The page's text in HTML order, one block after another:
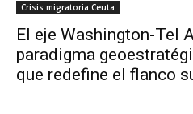
Crisis migratoria Ceuta
El eje Washington-Tel
paradigma
que redefine el flanco